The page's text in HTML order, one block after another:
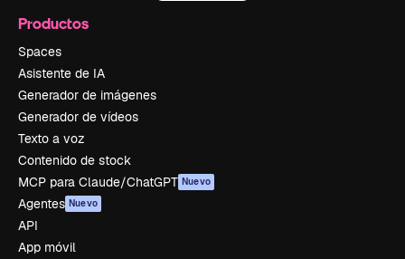
Productos
Spaces
Asistente de IA
Generador de imágenes
Generador de vídeos
Texto a voz
Contenido de stock
MCP para Claude/ChatGPT Nuevo
Agentes Nuevo
API
App móvil